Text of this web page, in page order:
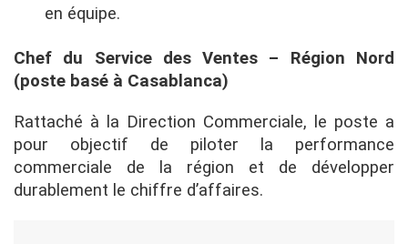
en équipe.
Chef du Service des Ventes – Région Nord
(poste basé à Casablanca)
Rattaché à la Direction Commerciale, le poste a
pour objectif de piloter la performance
commerciale de la région et de développer
durablement le chiffre d’affaires.